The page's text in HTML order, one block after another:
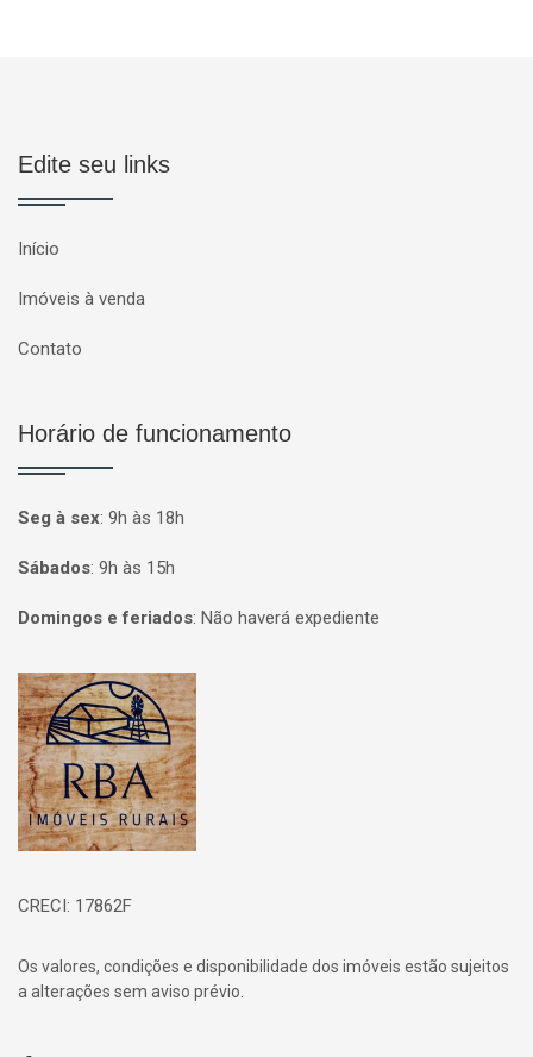
Edite seu links
Início
Imóveis à venda
Contato
Horário de funcionamento
Seg à sex: 9h às 18h
Sábados: 9h às 15h
Domingos e feriados: Não haverá expediente
Página inicial
CRECI: 17862F
Os valores, condições e disponibilidade dos imóveis estão sujeitos
a alterações sem aviso prévio.